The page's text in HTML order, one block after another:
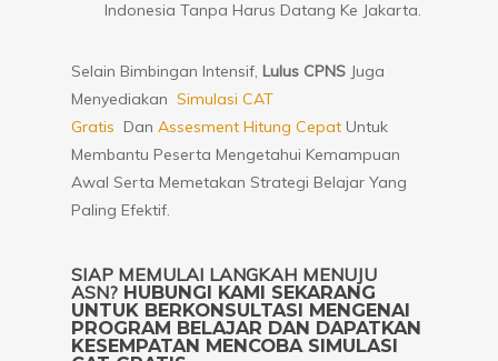
Indonesia Tanpa Harus Datang Ke Jakarta.
Selain Bimbingan Intensif, Lulus CPNS Juga
Menyediakan Simulasi CAT
Gratis Dan Assesment Hitung Cepat Untuk
Membantu Peserta Mengetahui Kemampuan
Awal Serta Memetakan Strategi Belajar Yang
Paling Efektif.
SIAP MEMULAI LANGKAH MENUJU
ASN? HUBUNGI KAMI SEKARANG
UNTUK BERKONSULTASI MENGENAI
PROGRAM BELAJAR DAN DAPATKAN
KESEMPATAN MENCOBA SIMULASI